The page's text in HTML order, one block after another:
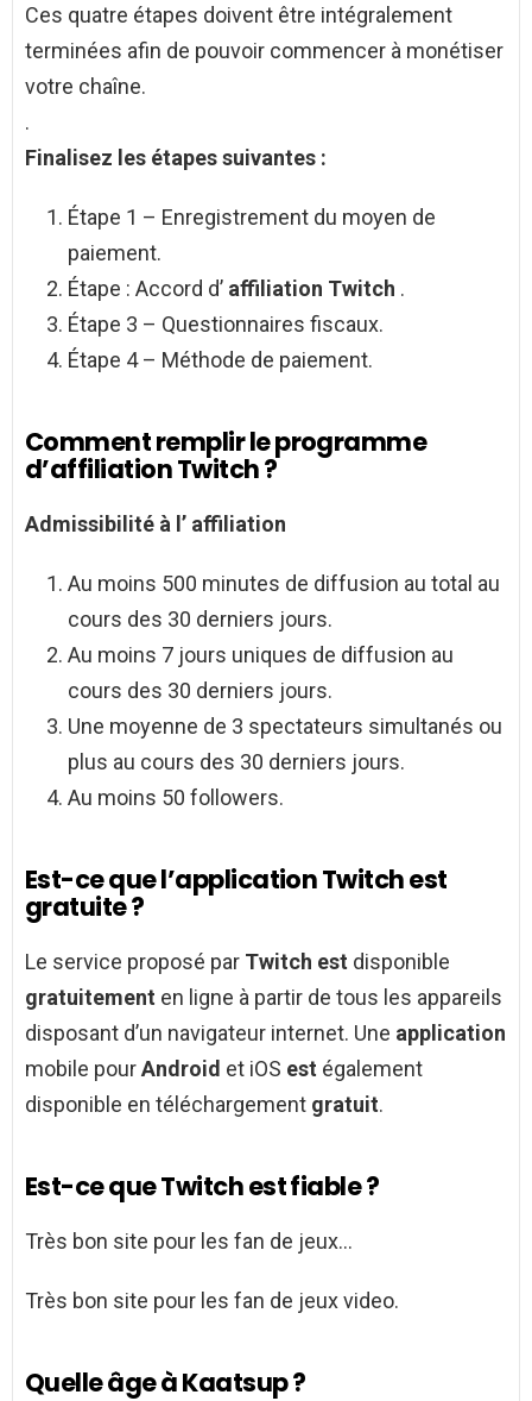
Ces quatre étapes doivent être intégralement
terminées afin de pouvoir commencer à monétiser
votre chaîne.
.
Finalisez les étapes suivantes :
Étape 1 – Enregistrement du moyen de
paiement.
Étape : Accord d’ affiliation Twitch .
Étape 3 – Questionnaires fiscaux.
Étape 4 – Méthode de paiement.
Comment remplir le programme
d’affiliation Twitch ?
Admissibilité à l’ affiliation
Au moins 500 minutes de diffusion au total au
cours des 30 derniers jours.
Au moins 7 jours uniques de diffusion au
cours des 30 derniers jours.
Une moyenne de 3 spectateurs simultanés ou
plus au cours des 30 derniers jours.
Au moins 50 followers.
Est-ce que l’application Twitch est
gratuite ?
Le service proposé par Twitch est disponible
gratuitement en ligne à partir de tous les appareils
disposant d’un navigateur internet. Une application
mobile pourAndroid et iOS est également
disponible en téléchargement gratuit.
Est-ce que Twitch est fiable ?
Très bon site pour les fan de jeux…
Très bon site pour les fan de jeux video.
Quelle âge à Kaatsup ?